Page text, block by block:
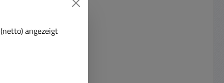
angezeigt